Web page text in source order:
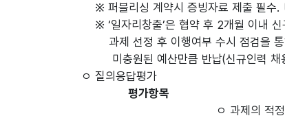
※ 퍼블리싱 계약시 증빙자료 제출 필수.
※ ‘일자리창출’은 협약 후 2개월 이내
과제 선정 후 이행여부 수시 점검을 통
미충원된 예산만큼 반납(신규인력 채
ㅇ 질의응답평가
평가항목
ㅇ 과제의 적